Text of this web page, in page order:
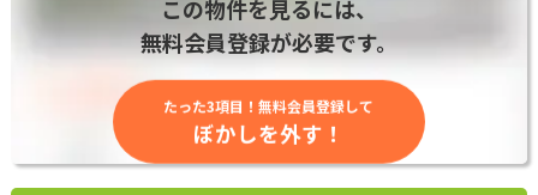
この物件を見るには、
無料会員登録が必要です。
たった3項目！無料会員登録して
ぼかしを外す！